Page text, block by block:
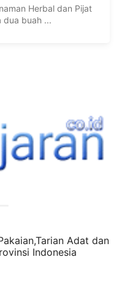
Herbal dan Pijat
dua buah ...
Adat dan
Indonesia